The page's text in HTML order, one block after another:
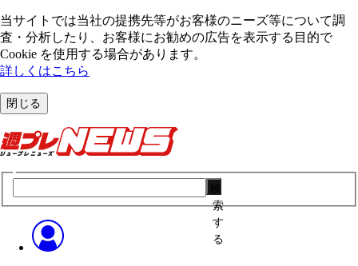
当サイトでは当社の提携先等がお客様のニーズ等について調
査・分析したり、お客様にお勧めの広告を表⽰する⽬的で
Cookie を使⽤する場合があります。
詳しくはこちら
閉じる
索
す
る